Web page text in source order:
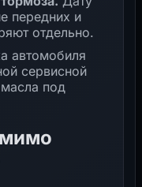
передних и
отдельно.
автомобиля
сервисной
под